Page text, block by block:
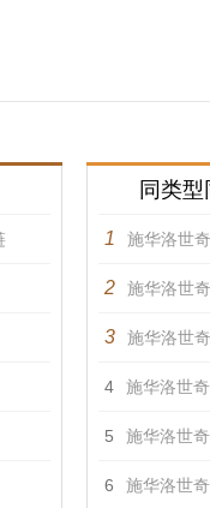
同类
1 施华洛世
2 施华洛世
3 施华洛世
4 施华洛世
5 施华洛世
6 施华洛世